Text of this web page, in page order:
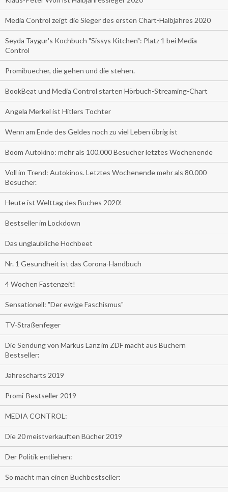
Media Control zeigt die Sieger des ersten Chart-Halbjahres 2020
Seyda Taygur's Kochbuch "Sissys Kitchen": Platz 1 bei Media
Control
Promibuecher, die gehen und die stehen.
BookBeat und Media Control starten Hörbuch-Streaming-Chart
Angela Merkel ist Hitlers Tochter
Wenn am Ende des Geldes noch zu viel Leben übrig ist
Boom Autokino: mehr als 100.000 Besucher letztes Wochenende
Voll im Trend: Autokinos. Letztes Wochenende mehr als 80.000
Besucher.
Heute ist Welttag des Buches 2020!
Bestseller im Lockdown
Das unglaubliche Hochbeet
Nr. 1 Gesundheit ist das Corona-Handbuch
4 Wochen Fastenzeit!
Sensationell: "Der ewige Faschismus"
TV-Straßenfeger
Die Sendung von Markus Lanz im ZDF macht aus Büchern
Bestseller:
Jahrescharts 2019
Promi-Bestseller 2019
MEDIA CONTROL:
Die 20 meistverkauften Bücher 2019
Der Politik entliehen:
So macht man einen Buchbestseller: